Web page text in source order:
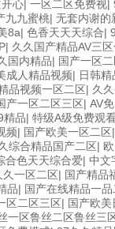
心| 一区二区免费视|
九九蜜桃| 无套内谢的
8a| 色香天天天综合|
| 久久国产精品AV三
国内精品| 国产一区
成人精品视频| 日韩
品视频一区二区| 久
产一区二区三区| AV
精品| 特级A级免费观
频| 国产欧美一区二区
综合精品国产二区|
合色天天综合爱| 中文
一区二区| 国产精品
品| 国产在线精品一
区二区三区| 国产欧
一区鲁丝二区鲁丝三